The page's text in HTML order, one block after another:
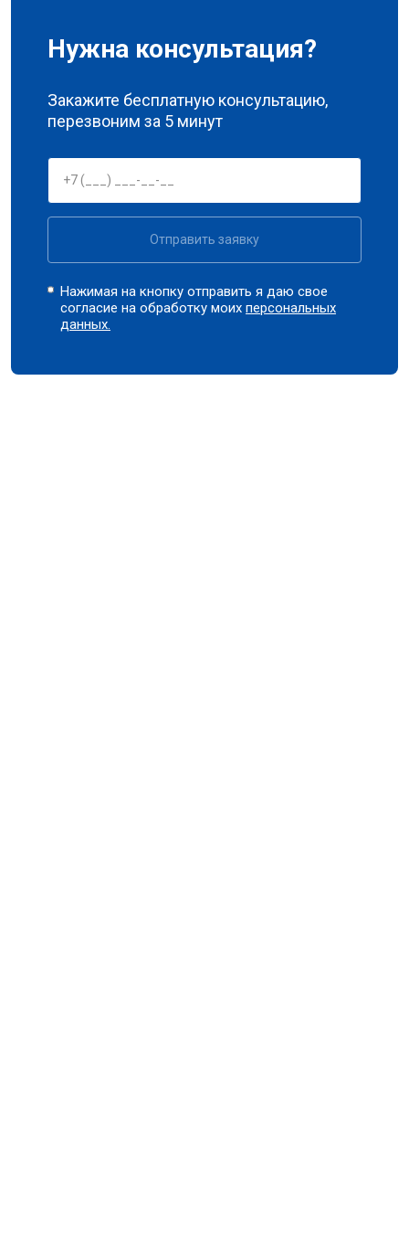
Нужна консультация?
Закажите бесплатную консультацию,
перезвоним за 5 минут
Отправить заявку
Нажимая на кнопку отправить я даю свое
согласие на обработку моихперсональных
данных.